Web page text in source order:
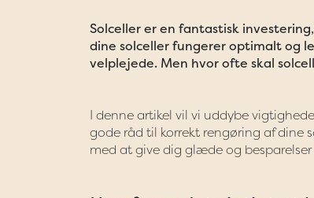
Solceller er en fantastisk
dine solceller fungerer optimalt og
velplejede. Men hvor ofte skal
I denne artikel vil vi uddybe
gode råd til korrekt rengøring af dine
med at give dig glæde og